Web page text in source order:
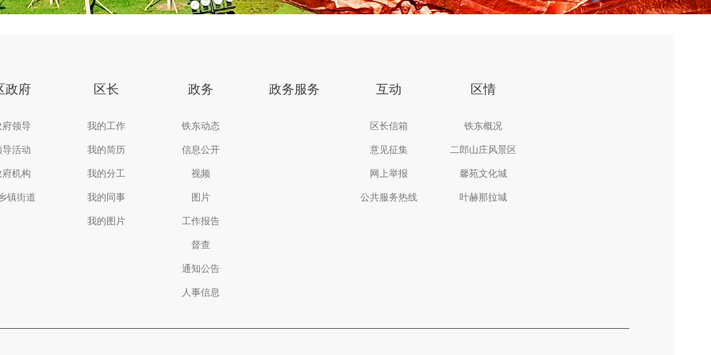
政府
府领导
导活动
府机构
镇街道
区长
我的工作
我的简历
我的分工
我的同事
我的图片
政务
铁东动态
信息公开
视频
图片
工作报告
督查
通知公告
人事信息
政务服务 互动
区长信箱
意见征集
网上举报
公共服务热线
区情
铁东概况
二郎山庄风景区
馨苑文化城
叶赫那拉城